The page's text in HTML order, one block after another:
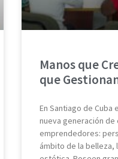
Manos que
que
En Santiago de Cuba
nueva generación
emprendedores:
ámbito de la belleza,